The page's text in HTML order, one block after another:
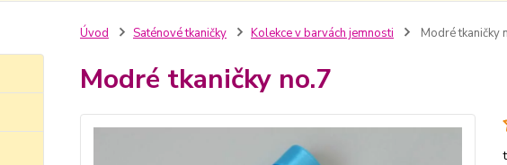
Úvod Saténové tkaničky Kolekce v barvách jemnosti Modré tkaničky
Modré tkaničky no.7